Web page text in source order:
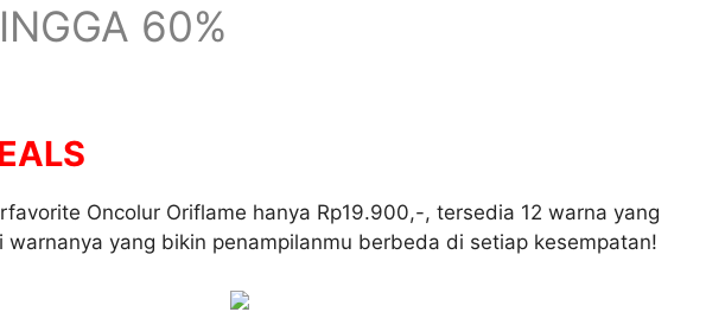
60%
Oncolur Oriflame hanya Rp19.900,-, tersedia 12 warna yang
warnanya yang bikin penampilanmu berbeda di setiap kesempatan!